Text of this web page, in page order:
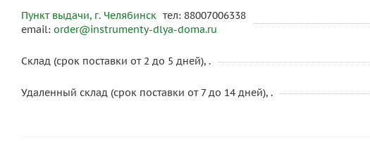
Пункт выдачи, г. Челябинск тел: 88007006338
email: order@instrumenty-dlya-doma.ru
Склад (срок поставки от 2 до 5 дней), .
Удаленный склад (срок поставки от 7 до 14 дней), .